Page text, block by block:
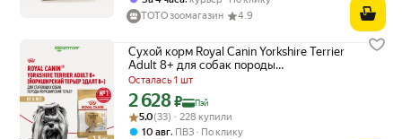
ТОТО зоомагазин
4.9
Сухой корм Royal Canin Yorkshire Terrier
Adult 8+ для собак породы
йоркширский терьер старше 8 лет,
Птица, 1,5 кг
Осталась 1 шт
Цена с картой Яндекс Пэй 2628 ₽ вместо
2 628₽ Пэй
Рейтинг товара: 5.0 из 5
Оценок: (33) · 228 купили
5.0(33) · 228 купили
10 авг, ПВЗ
По клику